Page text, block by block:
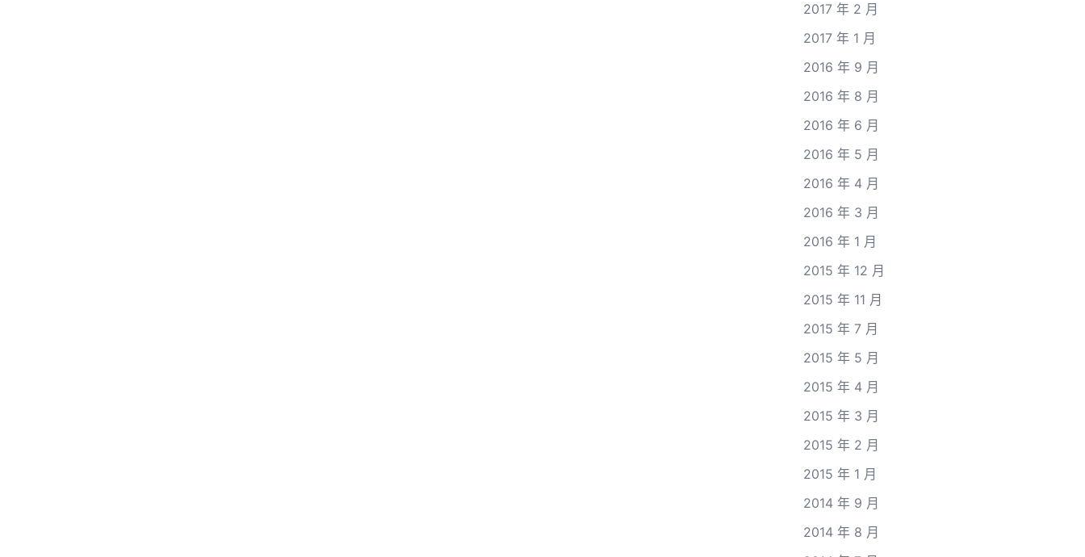
2017 年 2 月
2017 年 1 月
2016 年 9 月
2016 年 8 月
2016 年 6 月
2016 年 5 月
2016 年 4 月
2016 年 3 月
2016 年 1 月
2015 年 12 月
2015 年 11 月
2015 年 7 月
2015 年 5 月
2015 年 4 月
2015 年 3 月
2015 年 2 月
2015 年 1 月
2014 年 9 月
2014 年 8 月